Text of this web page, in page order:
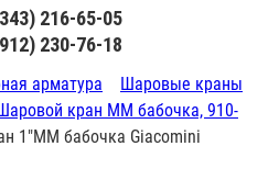
216-65-05
230-76-18
арматура
Шаровые краны
кран ММ бабочка, 910-
1"ММ бабочка Giacomini